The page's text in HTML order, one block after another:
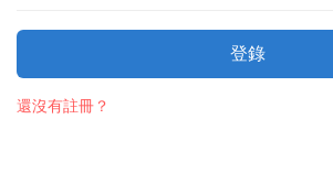
登錄
還沒有註冊？